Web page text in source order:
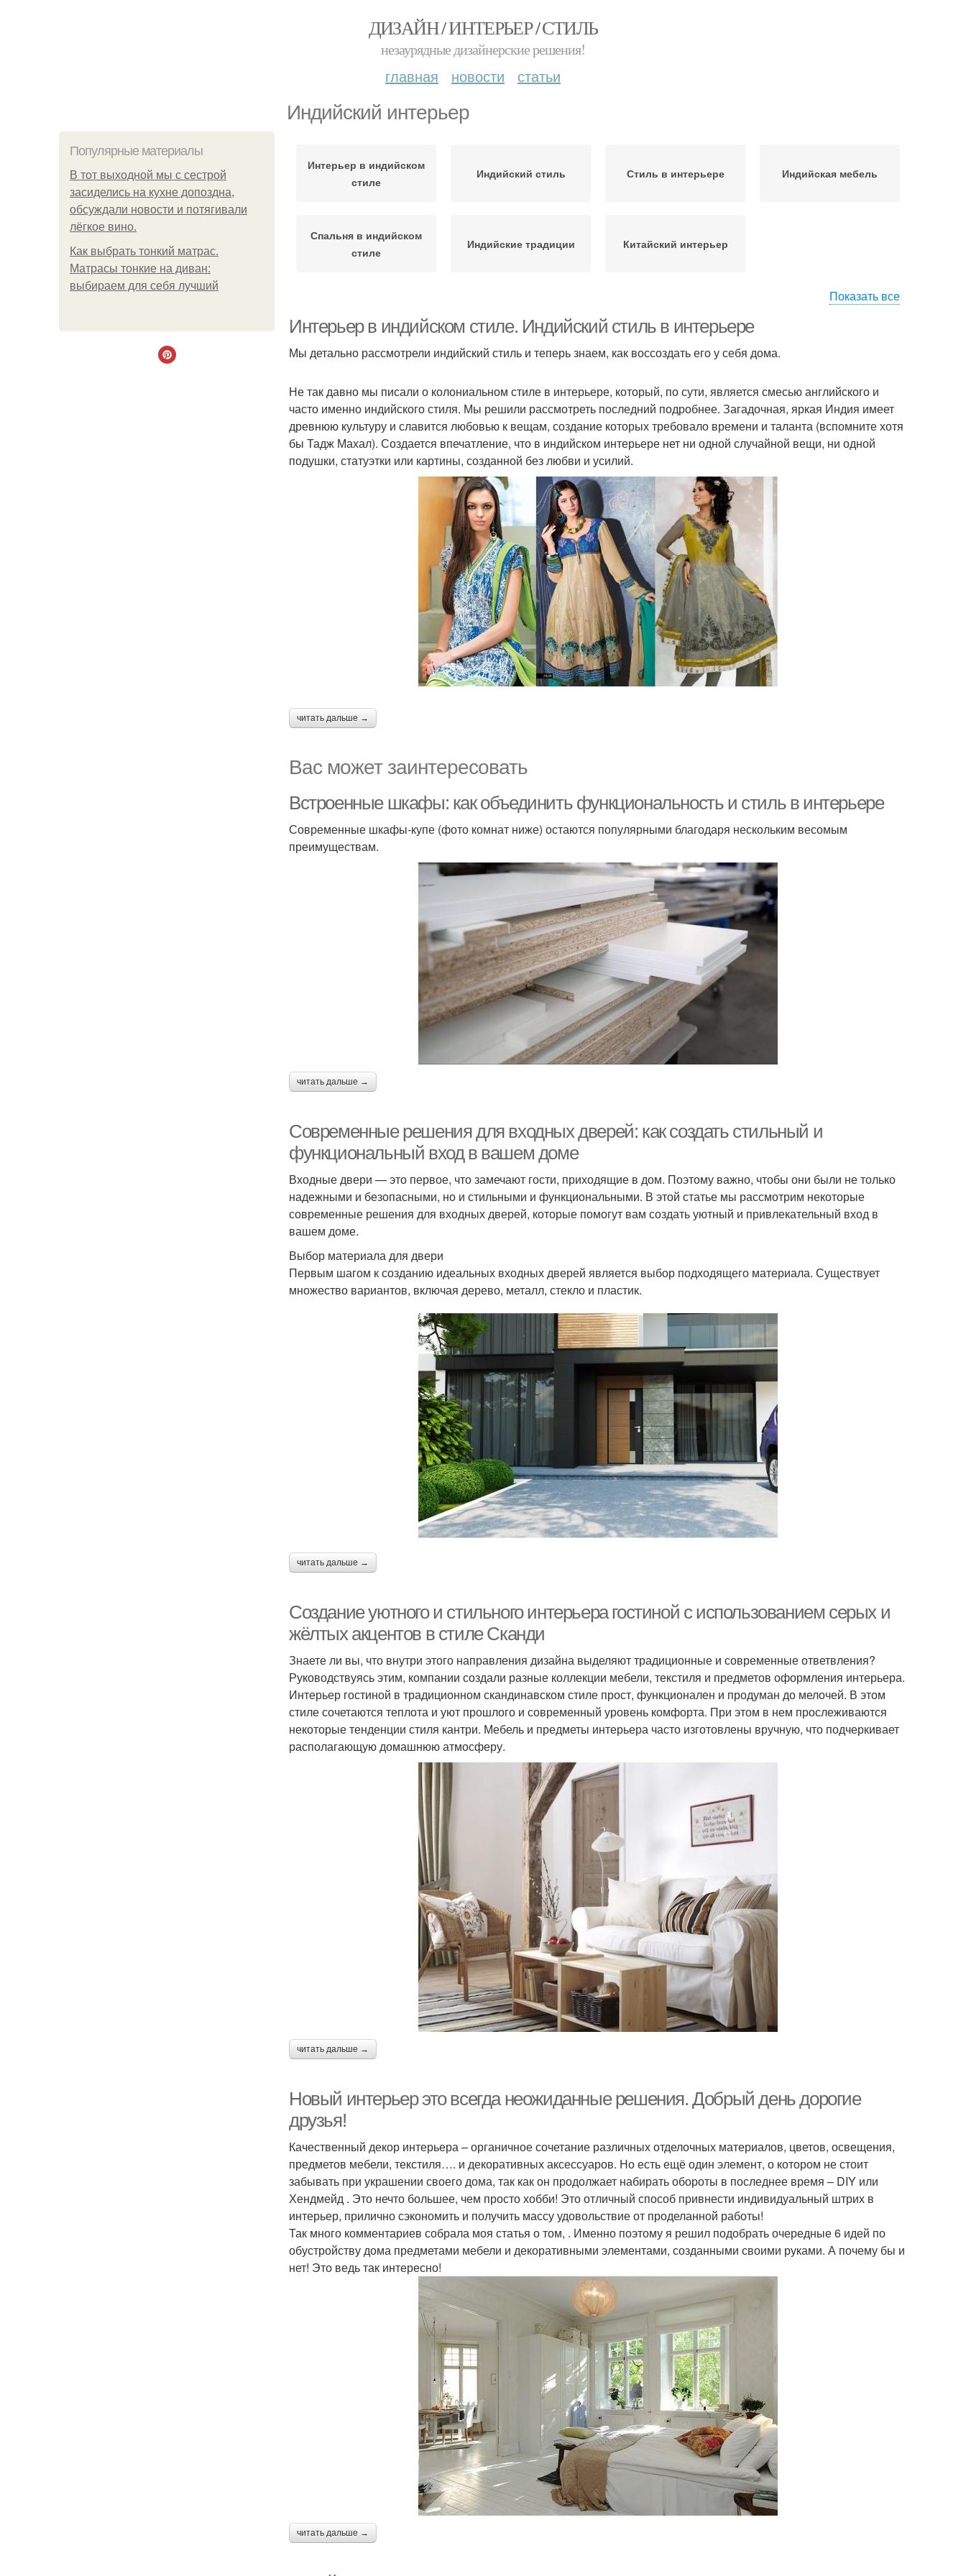
ДИЗАЙН / ИНТЕРЬЕР / СТИЛЬ
незаурядные дизайнерские решения!
главная новости статьи
Индийский интерьер
Популярные материалы
В тот выходной мы с сестрой
засиделись на кухне допоздна,
обсуждали новости и потягивали
лёгкое вино.
Как выбрать тонкий матрас.
Матрасы тонкие на диван:
выбираем для себя лучший
Интерьер в индийском
стиле
Индийский стиль Стиль в интерьере Индийская мебель
Спальня в индийском
стиле
Индийские традиции Китайский интерьер
Показать все
Интерьер в индийском стиле. Индийский стиль в интерьере
Мы детально рассмотрели индийский стиль и теперь знаем, как воссоздать его у себя дома.
Не так давно мы писали о колониальном стиле в интерьере, который, по сути, является смесью английского и
часто именно индийского стиля. Мы решили рассмотреть последний подробнее. Загадочная, яркая Индия имеет
древнюю культуру и славится любовью к вещам, создание которых требовало времени и таланта (вспомните хотя
бы Тадж Махал). Создается впечатление, что в индийском интерьере нет ни одной случайной вещи, ни одной
подушки, статуэтки или картины, созданной без любви и усилий.
читать дальше →
Вас может заинтересовать
Встроенные шкафы: как объединить функциональность и стиль в интерьере
Современные шкафы-купе (фото комнат ниже) остаются популярными благодаря нескольким весомым
преимуществам.
читать дальше →
Современные решения для входных дверей: как создать стильный и
функциональный вход в вашем доме
Входные двери — это первое, что замечают гости, приходящие в дом. Поэтому важно, чтобы они были не только
надежными и безопасными, но и стильными и функциональными. В этой статье мы рассмотрим некоторые
современные решения для входных дверей, которые помогут вам создать уютный и привлекательный вход в
вашем доме.
Выбор материала для двери
Первым шагом к созданию идеальных входных дверей является выбор подходящего материала. Существует
множество вариантов, включая дерево, металл, стекло и пластик.
читать дальше →
Создание уютного и стильного интерьера гостиной с использованием серых и
жёлтых акцентов в стиле Сканди
Знаете ли вы, что внутри этого направления дизайна выделяют традиционные и современные ответвления?
Руководствуясь этим, компании создали разные коллекции мебели, текстиля и предметов оформления интерьера.
Интерьер гостиной в традиционном скандинавском стиле прост, функционален и продуман до мелочей. В этом
стиле сочетаются теплота и уют прошлого и современный уровень комфорта. При этом в нем прослеживаются
некоторые тенденции стиля кантри. Мебель и предметы интерьера часто изготовлены вручную, что подчеркивает
располагающую домашнюю атмосферу.
читать дальше →
Новый интерьер это всегда неожиданные решения. Добрый день дорогие
друзья!
Качественный декор интерьера – органичное сочетание различных отделочных материалов, цветов, освещения,
предметов мебели, текстиля…. и декоративных аксессуаров. Но есть ещё один элемент, о котором не стоит
забывать при украшении своего дома, так как он продолжает набирать обороты в последнее время – DIY или
Хендмейд . Это нечто большее, чем просто хобби! Это отличный способ привнести индивидуальный штрих в
интерьер, прилично сэкономить и получить массу удовольствие от проделанной работы!
Так много комментариев собрала моя статья о том, . Именно поэтому я решил подобрать очередные 6 идей по
обустройству дома предметами мебели и декоративными элементами, созданными своими руками. А почему бы и
нет! Это ведь так интересно!
читать дальше →